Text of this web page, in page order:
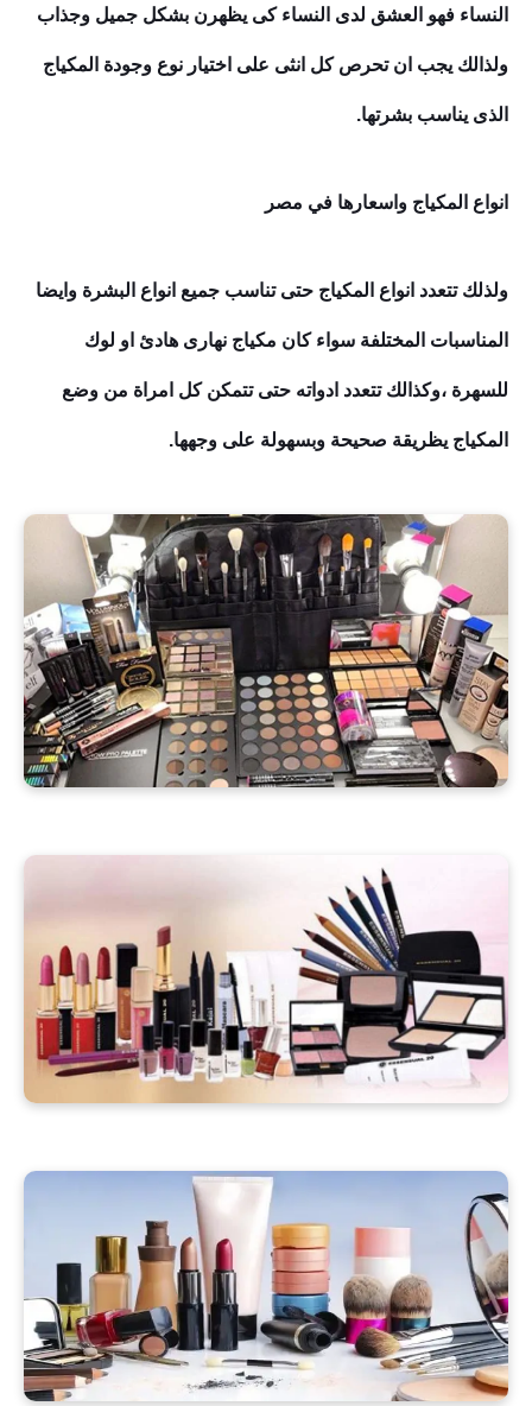
النساء فهو العشق لدى النساء كى يظهرن بشكل جميل وجذاب
ولذالك يجب ان تحرص كل انثى على اختيار نوع وجودة المكياج
الذى يناسب بشرتها.
انواع المكياج واسعارها في مصر
ولذلك تتعدد انواع المكياج حتى تناسب جميع انواع البشرة وايضا
المناسبات المختلفة سواء كان مكياج نهارى هادئ او لوك
للسهرة ،وكذالك تتعدد ادواته حتى تتمكن كل امراة من وضع
المكياج يظريقة صحيحة وبسهولة على وجهها.